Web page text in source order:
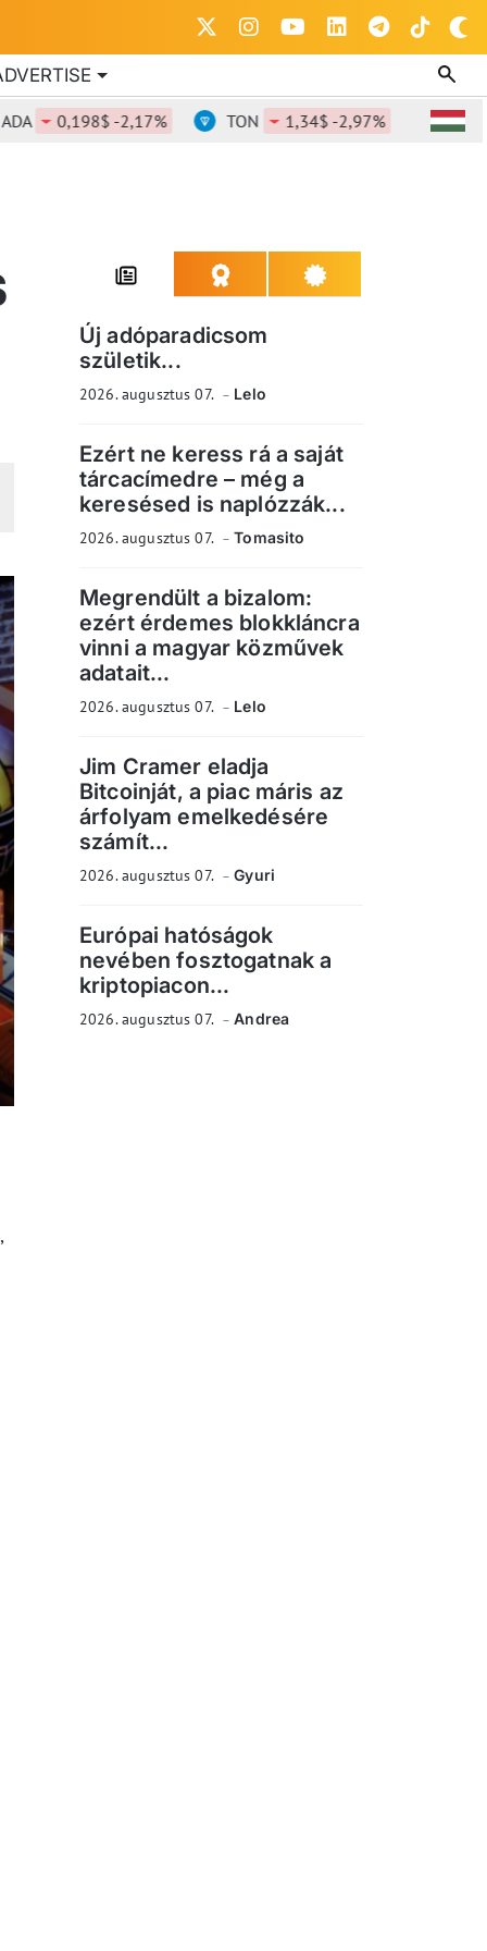
0,198$ -2,17% TON 1,34$ -2,97% DOT
Új adóparadicsom
születik...
2026. augusztus 07. Lelo
Ezért ne keress rá a saját
tárcacímedre – még a
keresésed is naplózzák...
2026. augusztus 07. Tomasito
Megrendült a bizalom:
ezért érdemes blokkláncra
vinni a magyar közművek
adatait...
2026. augusztus 07. Lelo
Jim Cramer eladja
Bitcoinját, a piac máris az
árfolyam emelkedésére
számít...
2026. augusztus 07. Gyuri
Európai hatóságok
nevében fosztogatnak a
kriptopiacon...
2026. augusztus 07. Andrea